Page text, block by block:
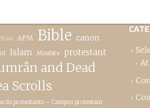
APM Bible canon
Islam Moabite protestant
and Dead
Scrolls
protestants – Campus protestant
At